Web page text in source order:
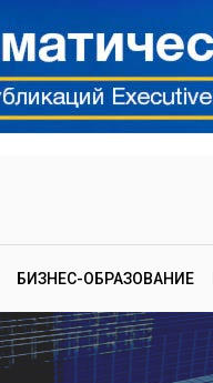
БИЗНЕС-ОБРАЗОВАНИЕ